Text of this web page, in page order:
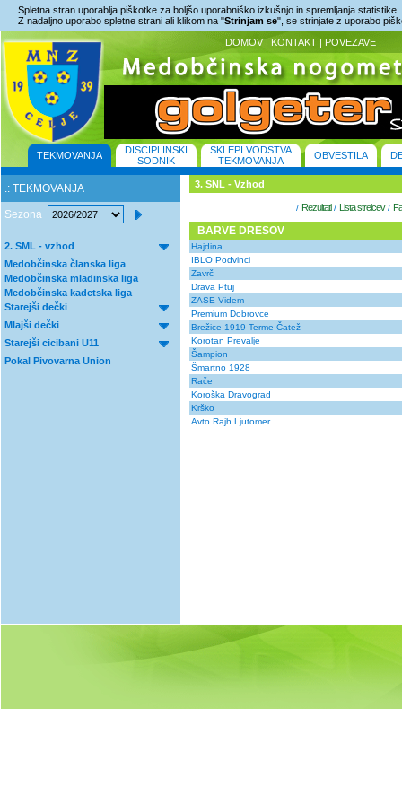
Spletna stran uporablja piškotke za boljšo uporabniško izkušnjo in spremljanja statistike.
Z nadaljno uporabo spletne strani ali klikom na "Strinjam se", se strinjate z uporabo
DOMOV | KONTAKT | POVEZAVE
TEKMOVANJA
DISCIPLINSKI
SODNIK
SKLEPI VODSTVA
TEKMOVANJA
OBVESTILA
.: TEKMOVANJA
Sezona
2. SML - vzhod
Medobčinska članska liga
Medobčinska mladinska liga
Medobčinska kadetska liga
Starejši dečki
Mlajši dečki
Starejši cicibani U11
Pokal Pivovarna Union
3. SNL - Vzhod
/ Rezultati/ Lista strelcev/
BARVE DRESOV
Hajdina
IBLO Podvinci
Zavrč
Drava Ptuj
ZASE Videm
Premium Dobrovce
Brežice 1919 Terme Čatež
Korotan Prevalje
Šampion
Šmartno 1928
Rače
Koroška Dravograd
Krško
Avto Rajh Ljutomer